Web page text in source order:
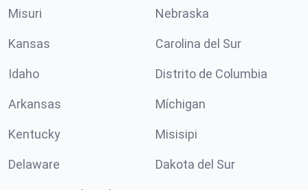
Misuri Nebraska
Kansas Carolina del Sur
Idaho Distrito de Columbia
Arkansas Míchigan
Kentucky Misisipi
Delaware Dakota del Sur